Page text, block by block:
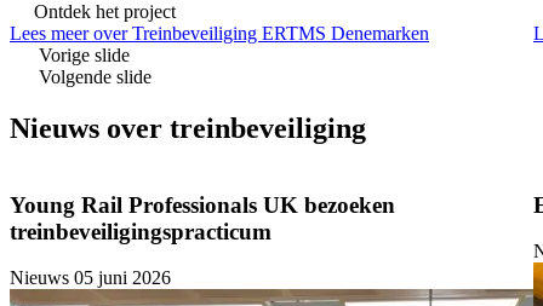
Ontdek het project
Lees meer over Treinbeveiliging ERTMS Denemarken
Vorige slide
Volgende slide
Nieuws over treinbeveiliging
Young Rail Professionals UK bezoeken
treinbeveiligingspracticum
Nieuws 05 juni 2026